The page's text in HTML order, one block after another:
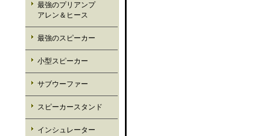
最強のプリアンプ
アレン＆ヒース
最強のスピーカー
小型スピーカー
サブウーファー
スピーカースタンド
インシュレーター